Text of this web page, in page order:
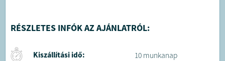
RÉSZLETES INFÓK AZ AJÁNLATRÓL:
Kiszállítási idő: 10 munkanap